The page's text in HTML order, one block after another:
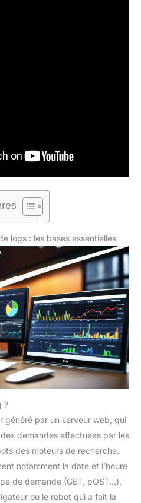
logs : les bases essentielles
?
généré par un serveur web, qui
demandes effectuées par les
des moteurs de recherche.
notamment la date et l’heure
de demande (GET, pOST…),
ou le robot qui a fait la